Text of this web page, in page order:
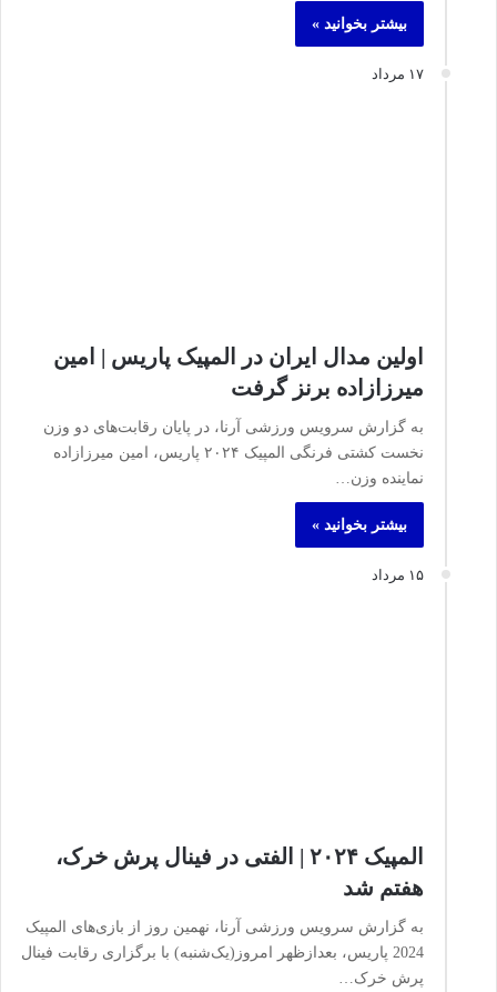
بیشتر بخوانید »
۱۷ مرداد
اولین مدال ایران در المپیک پاریس | امین
میرزازاده برنز گرفت
به گزارش سرویس ورزشی آرنا، در پایان رقابت‌های دو وزن
نخست کشتی فرنگی المپیک ۲۰۲۴ پاریس، امین میرزازاده
نماینده وزن…
بیشتر بخوانید »
۱۵ مرداد
المپیک ۲۰۲۴ | الفتی در فینال پرش خرک،
هفتم شد
به گزارش سرویس ورزشی آرنا، نهمین روز از بازی‌های المپیک
2024 پاریس، بعدازظهر امروز(یک‌شنبه) با برگزاری رقابت فینال
پرش خرک…